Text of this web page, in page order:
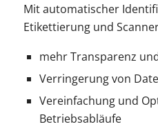
Mit automatischer
Etikettierung und
mehr Transparenz
Verringerung von
Vereinfachung und
Betriebsabläufe